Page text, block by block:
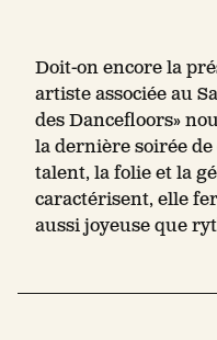
Doit-on encore la
artiste associée au
des Dancefloors»
la dernière soirée de
talent, la folie et la
caractérisent, elle
aussi joyeuse que